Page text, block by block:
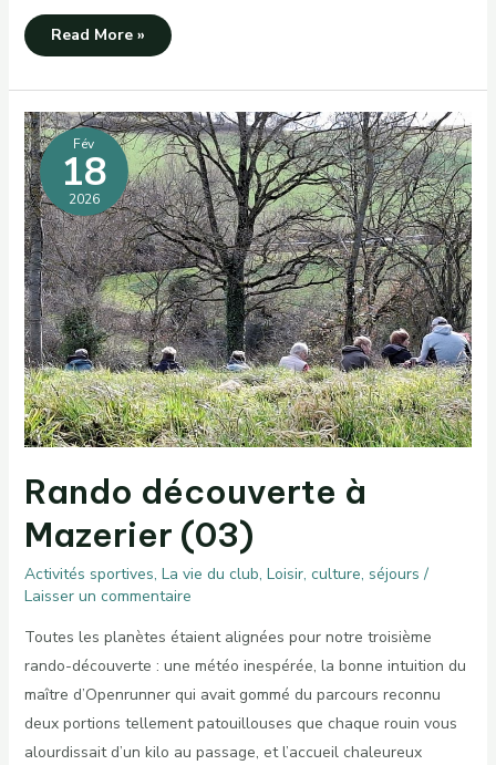
Rando
(58)
Read More »
Fév
18
2026
Rando découverte à
Mazerier (03)
Activités sportives, La vie du club, Loisir, culture, séjours /
Laisser un commentaire
Toutes les planètes étaient alignées pour notre troisième
rando-découverte : une météo inespérée, la bonne intuition du
maître d’Openrunner qui avait gommé du parcours reconnu
deux portions tellement patouillouses que chaque rouin vous
alourdissait d’un kilo au passage, et l’accueil chaleureux